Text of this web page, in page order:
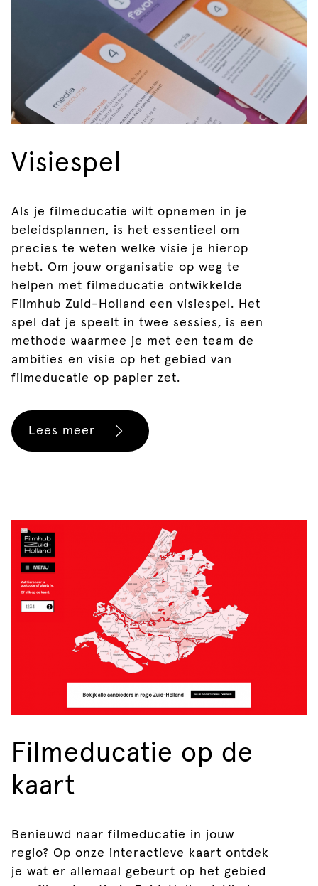
Visiespel
Als je filmeducatie wilt opnemen in je
beleidsplannen, is het essentieel om
precies te weten welke visie je hierop
hebt. Om jouw organisatie op weg te
helpen met filmeducatie ontwikkelde
Filmhub Zuid-Holland een visiespel. Het
spel dat je speelt in twee sessies, is een
methode waarmee je met een team de
ambities en visie op het gebied van
filmeducatie op papier zet.
Lees meer
Filmeducatie op de
kaart
Benieuwd naar filmeducatie in jouw
regio? Op onze interactieve kaart ontdek
je wat er allemaal gebeurt op het gebied